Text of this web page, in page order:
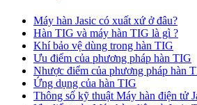
Máy hàn Jasic có xuất xứ ở đâu?
Hàn TIG và máy hàn TIG là gì ?
Khí bảo vệ dùng trong hàn TIG
Ưu điểm của phương pháp hàn TIG
Nhược điểm của phương pháp hàn
Ứng dụng của hàn TIG
Thông số kỹ thuật Máy hàn điện tử